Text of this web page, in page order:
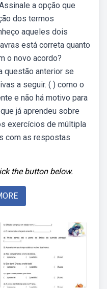
a opção que
dos termos
aqueles dois
está correta quanto
o novo acordo?
questão anterior se
a seguir. ( ) como o
e não há motivo para
já aprendeu sobre
exercícios de múltipla
com as respostas
the button below.